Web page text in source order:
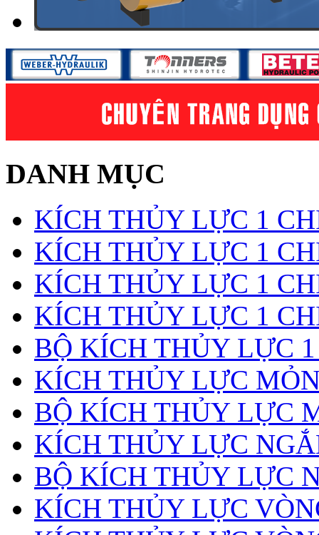
DANH MỤC
KÍCH THỦY LỰC 1
KÍCH THỦY LỰC 1
KÍCH THỦY LỰC 1
KÍCH THỦY LỰC 1
BỘ KÍCH THỦY LỰC
KÍCH THỦY LỰC
BỘ KÍCH THỦY LỰC
KÍCH THỦY LỰC
BỘ KÍCH THỦY LỰC
KÍCH THỦY LỰC